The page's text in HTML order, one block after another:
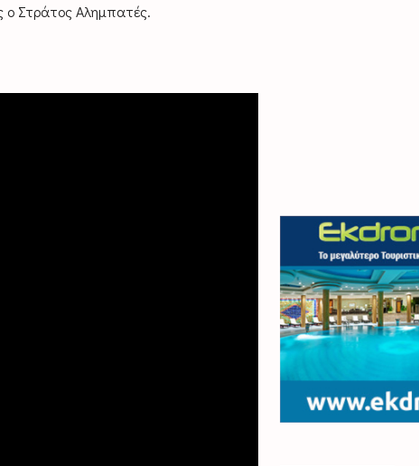
ο Στράτος Αλημπατές.